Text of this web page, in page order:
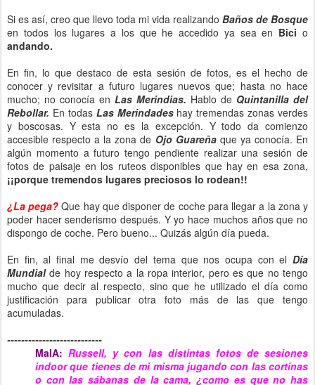
Si es así, creo que llevo toda mi vida realizando Baños de Bosque
en todos los lugares a los que he accedido ya sea en Bicio
andando.
En fin, lo que destaco de esta sesión de fotos, es el hecho de
conocer y revisitar a futuro lugares nuevos que; hasta no hace
mucho; no conocía en Las Merindias. Hablo de Quintanilla del
Rebollar. En todas Las Merindadeshay tremendas zonas verdes
y boscosas. Y esta no es la excepción. Y todo da comienzo
accesible respecto a la zona de Ojo Guareña que ya conocía. En
algún momento a futuro tengo pendiente realizar una sesión de
fotos de paisaje en los ruteos disponibles que hay en esa zona,
¡¡porque tremendos lugares preciosos lo rodean!!
¿La pega?Que hay que disponer de coche para llegar a la zona y
poder hacer senderismo después. Y yo hace muchos años que no
dispongo de coche. Pero bueno... Quizás algún día pueda.
En fin, al final me desvío del tema que nos ocupa con el Día
Mundialde hoy respecto a la ropa interior, pero es que no tengo
mucho que decir al respecto, sino que he utilizado el día como
justificación para publicar otra foto más de las que tengo
acumuladas.
---------------------------
MaIA:Russell, y con las distintas fotos de sesiones
indoor que tienes de mi misma jugando con las cortinas
o con las sábanas de la cama, ¿como es que no has